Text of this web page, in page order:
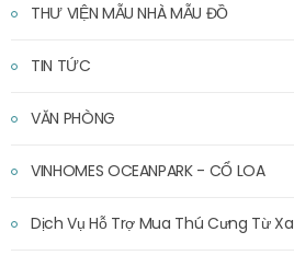
THƯ VIỆN MẪU NHÀ MẪU ĐỒ
TIN TỨC
VĂN PHÒNG
VINHOMES OCEANPARK - CỔ LOA
Dịch Vụ Hỗ Trợ Mua Thú Cưng Từ Xa